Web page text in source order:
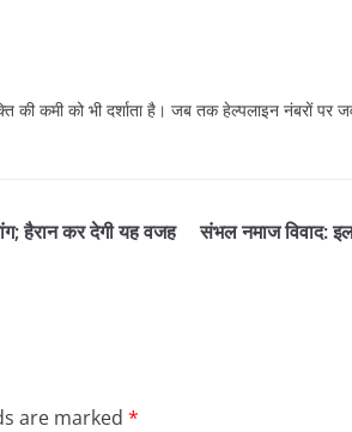
कमी को भी दर्शाता है। जब तक हेल्पलाइन नंबरों पर
हैरान कर देगी यह वजह
संभल नमाज विवाद:
are marked *